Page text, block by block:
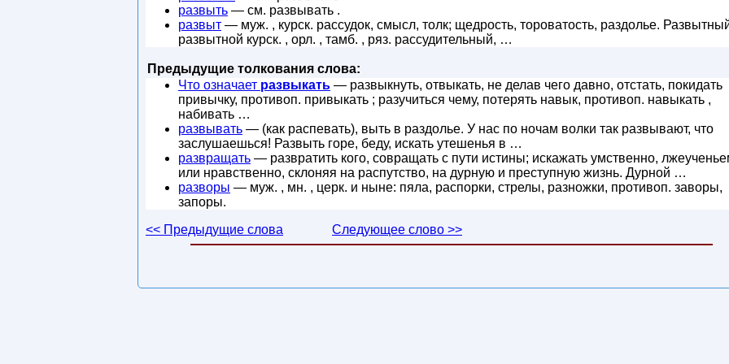
развыть — см. развывать .
развыт — муж. , курск. рассудок, смысл, толк; щедрость, тороватость, раздолье.
развытной курск. , орл. , тамб. , ряз. рассудительный, …
Предыдущие толкования слова:
Что означает развыкать — развыкнуть, отвыкать, не делав чего давно, отстать, покидать
привычку, противоп. привыкать ; разучиться чему, потерять навык, противоп. навыкать ,
набивать …
развывать — (как распевать), выть в раздолье. У нас по ночам волки так развывают, что
заслушаешься! Развыть горе, беду, искать утешенья в …
развращать — развратить кого, совращать с пути истины; искажать умственно,
или нравственно, склоняя на распутство, на дурную и преступную жизнь. Дурной …
разворы — муж. , мн. , церк. и ныне: пяла, распорки, стрелы, разножки, противоп. заворы,
запоры.
<< Предыдущие слова
Следующее слово >>